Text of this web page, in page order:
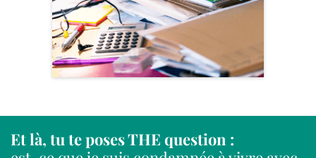
Et là, tu te poses THE question :